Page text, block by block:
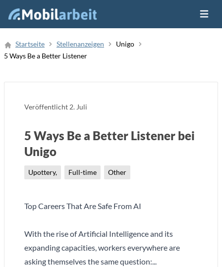
Menü
Neue Stellenanzeige
Startseite Stellenanzeigen
Unigo
5 Ways Be a Better Listener
Veröffentlicht 2. Juli
5 Ways Be a Better Listener bei
Unigo
Upottery, Full-time Other
Top Careers That Are Safe From AI
With the rise of Artificial Intelligence and its
expanding capacities, workers everywhere are
asking themselves the same question:...